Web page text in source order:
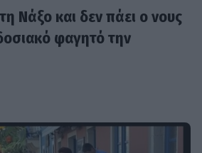
Νάξο και δεν πάει ο νους
φαγητό την